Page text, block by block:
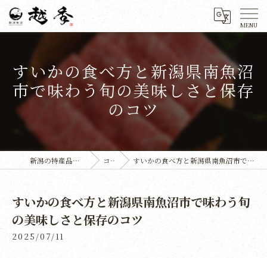
すいかの食べ方と新潟県南魚沼
市で味わう旬の美味しさと保存
のコツ
新潟の特産品なら株式会社越季 コラム すいかの食べ方と新潟県南魚沼市で味わう旬の美味しさと保存のコツ
すいかの食べ方と新潟県南魚沼市で味わう旬
の美味しさと保存のコツ
2025/07/11